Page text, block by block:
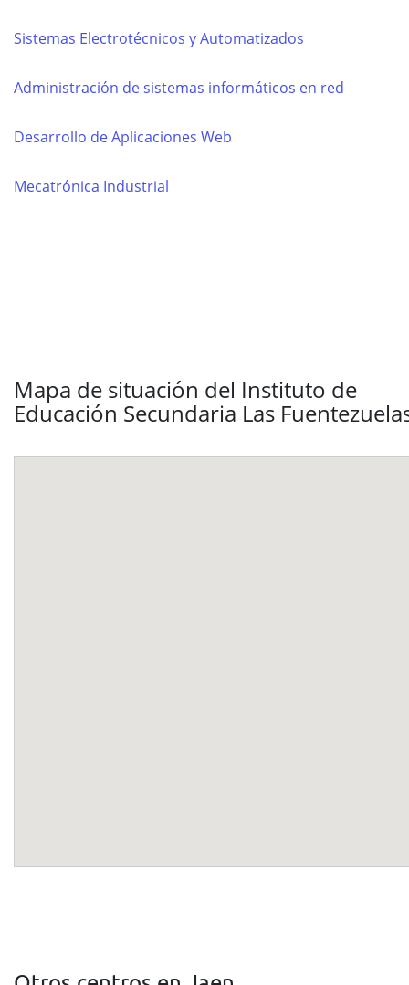
Sistemas Electrotécnicos y Automatizados
Administración de sistemas informáticos en red
Desarrollo de Aplicaciones Web
Mecatrónica Industrial
Mapa de situación del Instituto de
Educación Secundaria Las